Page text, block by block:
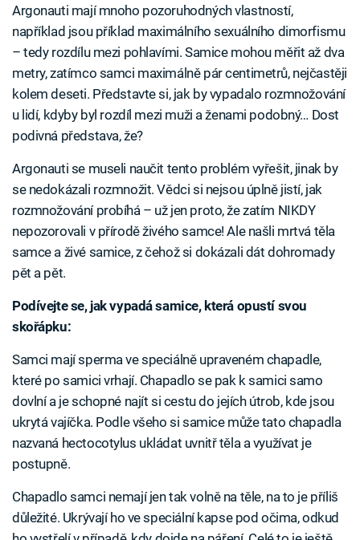
Argonauti mají mnoho pozoruhodných vlastností,
například jsou příklad maximálního sexuálního dimorfismu
– tedy rozdílu mezi pohlavími. Samice mohou měřit až dva
metry, zatímco samci maximálně pár centimetrů, nejčastěji
kolem deseti. Představte si, jak by vypadalo rozmnožování
u lidí, kdyby byl rozdíl mezi muži a ženami podobný… Dost
podivná představa, že?
Argonauti se museli naučit tento problém vyřešit, jinak by
se nedokázali rozmnožit. Vědci si nejsou úplně jistí, jak
rozmnožování probíhá – už jen proto, že zatím NIKDY
nepozorovali v přírodě živého samce! Ale našli mrtvá těla
samce a živé samice, z čehož si dokázali dát dohromady
pět a pět.
Podívejte se, jak vypadá samice, která opustí svou
skořápku:
Samci mají sperma ve speciálně upraveném chapadle,
které po samici vrhají. Chapadlo se pak k samici samo
dovlní a je schopné najít si cestu do jejích útrob, kde jsou
ukrytá vajíčka. Podle všeho si samice může tato chapadla
nazvaná hectocotylus ukládat uvnitř těla a využívat je
postupně.
Chapadlo samci nemají jen tak volně na těle, na to je příliš
důležité. Ukrývají ho ve speciální kapse pod očima, odkud